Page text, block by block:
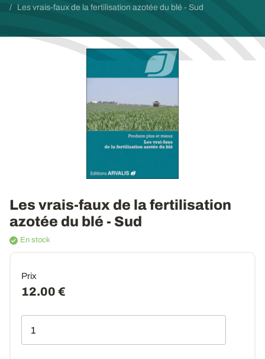
Les vrais-faux de la fertilisation azotée du blé - Sud
Les vrais-faux de la fertilisation
azotée du blé - Sud
En stock
Prix
12.00 €